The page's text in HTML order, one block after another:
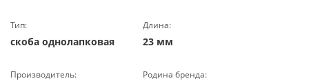
Тип:
скоба однолапковая
Длина:
23 мм
Производитель: Родина бренда: